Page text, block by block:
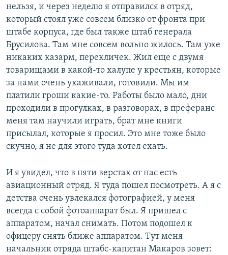
нельзя, и через неделю я отправился в отряд,
который стоял уже совсем близко от фронта при
штабе корпуса, где был также штаб генерала
Брусилова. Там мне совсем вольно жилось. Там уже
никаких казарм, перекличек. Жил еще с двумя
товарищами в какой-то халупе у крестьян, которые
за нами очень ухаживали, готовили. Мы им
платили гроши какие-то. Работы было мало, дни
проходили в прогулках, в разговорах, в преферанс
меня там научили играть, брат мне книги
присылал, которые я просил. Это мне тоже было
скучно, я не для этого туда хотел ехать.
И я увидел, что в пяти верстах от нас есть
авиационный отряд. Я туда пошел посмотреть. А я с
детства очень увлекался фотографией, у меня
всегда с собой фотоаппарат был. Я пришел с
аппаратом, начал снимать. Потом подошел к
офицеру снять ближе аппаратом. Тут меня
начальник отряда штабс-капитан Макаров зовет: